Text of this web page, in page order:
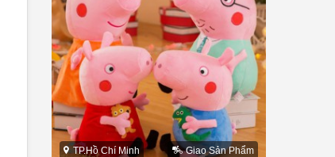
TP.Hồ Chí Minh Giao Sản Phẩm